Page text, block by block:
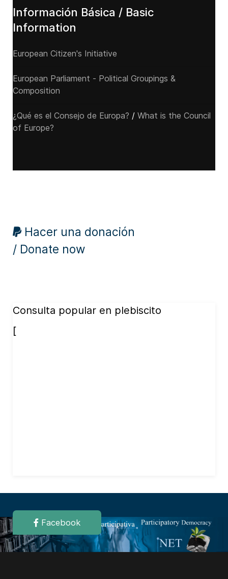
Información Básica / Basic
Information
European Citizen's Initiative
European Parliament - Political Groupings &
Composition
¿Qué es el Consejo de Europa? / What is the Council
of Europe?
Hacer una donación
/ Donate now
Consulta popular en plebiscito
[
Facebook